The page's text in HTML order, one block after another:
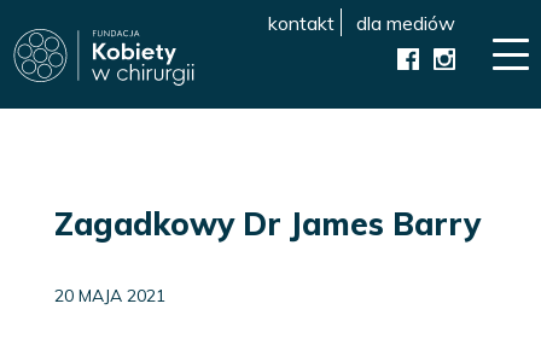
kontakt dla mediów
Zagadkowy Dr James Barry
20 MAJA 2021